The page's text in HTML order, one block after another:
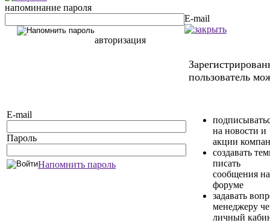
напоминание пароля
E-mail
авторизация
E-mail
Пароль
Напомнить пароль
пользователь
на новости и
акции
создавать
писать
сообщения на
форуме
задавать
менеджеру
личный